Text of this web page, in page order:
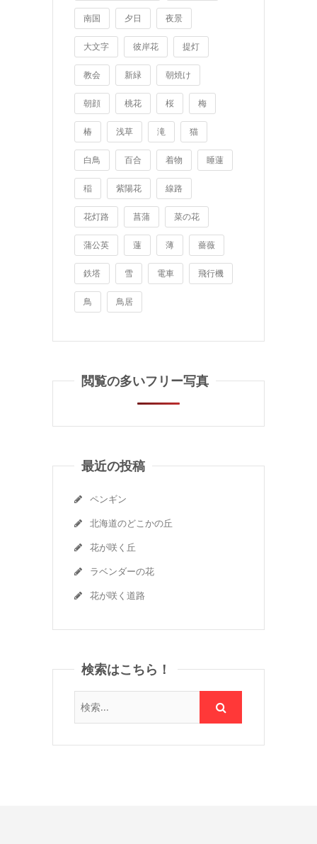
南国 夕日 夜景
大文字 彼岸花 提灯
教会 新緑 朝焼け
朝顔 桃花 桜 梅
椿 浅草 滝 猫
白鳥 百合 着物 睡蓮
稲 紫陽花 線路
花灯路 菖蒲 菜の花
蒲公英 蓮 薄 薔薇
鉄塔 雪 電車 飛行機
鳥 鳥居
閲覧の多いフリー写真
最近の投稿
ペンギン
北海道のどこかの丘
花が咲く丘
ラベンダーの花
花が咲く道路
検索はこちら！